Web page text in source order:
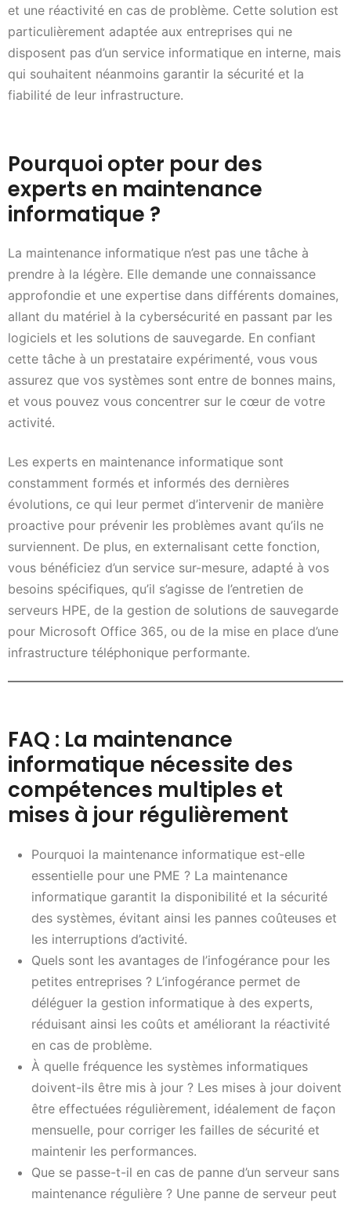
et une réactivité en cas de problème. Cette solution est
particulièrement adaptée aux entreprises qui ne
disposent pas d’un service informatique en interne, mais
qui souhaitent néanmoins garantir la sécurité et la
fiabilité de leur infrastructure.
Pourquoi opter pour des
experts en maintenance
informatique ?
La maintenance informatique n’est pas une tâche à
prendre à la légère. Elle demande une connaissance
approfondie et une expertise dans différents domaines,
allant du matériel à la cybersécurité en passant par les
logiciels et les solutions de sauvegarde. En confiant
cette tâche à un prestataire expérimenté, vous vous
assurez que vos systèmes sont entre de bonnes mains,
et vous pouvez vous concentrer sur le cœur de votre
activité.
Les experts en maintenance informatique sont
constamment formés et informés des dernières
évolutions, ce qui leur permet d’intervenir de manière
proactive pour prévenir les problèmes avant qu’ils ne
surviennent. De plus, en externalisant cette fonction,
vous bénéficiez d’un service sur-mesure, adapté à vos
besoins spécifiques, qu’il s’agisse de l’entretien de
serveurs HPE, de la gestion de solutions de sauvegarde
pour Microsoft Office 365, ou de la mise en place d’une
infrastructure téléphonique performante.
FAQ : La maintenance
informatique nécessite des
compétences multiples et
mises à jour régulièrement
Pourquoi la maintenance informatique est-elle
essentielle pour une PME ? La maintenance
informatique garantit la disponibilité et la sécurité
des systèmes, évitant ainsi les pannes coûteuses et
les interruptions d’activité.
Quels sont les avantages de l’infogérance pour les
petites entreprises ? L’infogérance permet de
déléguer la gestion informatique à des experts,
réduisant ainsi les coûts et améliorant la réactivité
en cas de problème.
À quelle fréquence les systèmes informatiques
doivent-ils être mis à jour ? Les mises à jour doivent
être effectuées régulièrement, idéalement de façon
mensuelle, pour corriger les failles de sécurité et
maintenir les performances.
Que se passe-t-il en cas de panne d’un serveur sans
maintenance régulière ? Une panne de serveur peut